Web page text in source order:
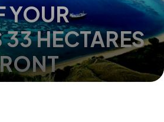
YOUR
HECTARES